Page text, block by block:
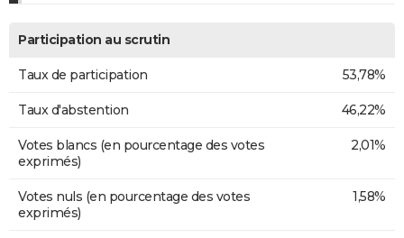
Participation au scrutin
Taux de participation 53,78%
Taux d'abstention 46,22%
Votes blancs (en pourcentage des votes
exprimés)
2,01%
Votes nuls (en pourcentage des votes
exprimés)
1,58%